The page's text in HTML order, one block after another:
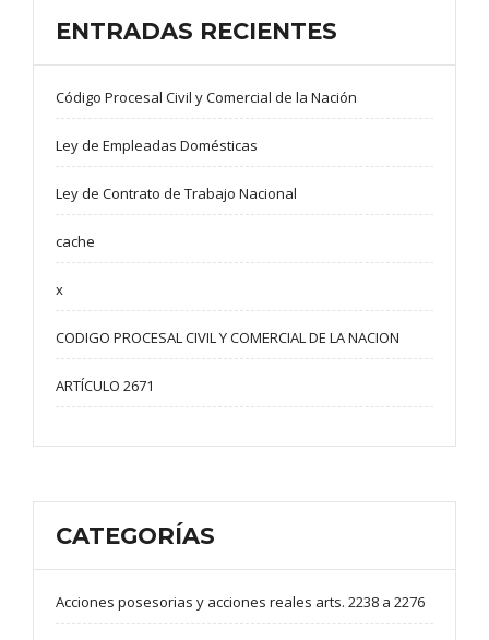
ENTRADAS RECIENTES
Código Procesal Civil y Comercial de la Nación
Ley de Empleadas Domésticas
Ley de Contrato de Trabajo Nacional
cache
x
CODIGO PROCESAL CIVIL Y COMERCIAL DE LA NACION
ARTÍCULO 2671
CATEGORÍAS
Acciones posesorias y acciones reales arts. 2238 a 2276